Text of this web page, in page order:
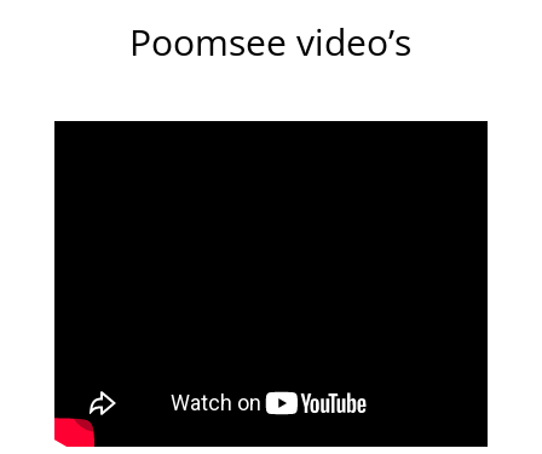
Poomsee video’s